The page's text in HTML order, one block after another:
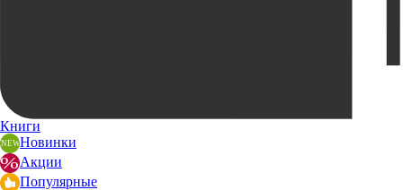
Книги
Новинки
Акции
Популярные